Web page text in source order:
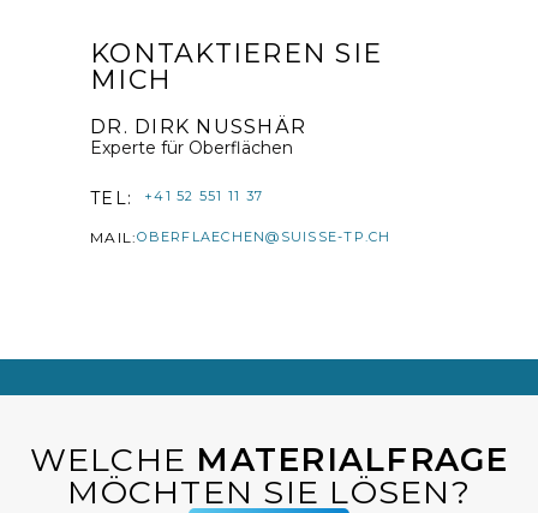
KONTAKTIEREN SIE
MICH
DR. DIRK NUSSHÄR
Experte für Oberflächen
TEL: +41 52 551 11 37
MAIL:OBERFLAECHEN@SUISSE-TP.CH
WELCHE MATERIALFRAGE
MÖCHTEN SIE LÖSEN?